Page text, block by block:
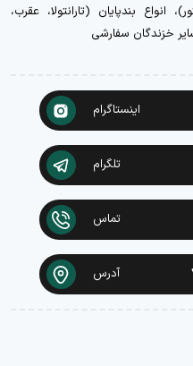
انواع بندپایان (تارانتولا، عقرب،
خزندگان سفارشی
اینستاگرام
تلگرام
تماس
آدرس